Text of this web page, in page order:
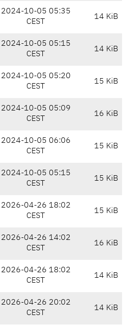
2024-10-05 05:35
CEST
14 KiB
2024-10-05 05:15
CEST
14 KiB
2024-10-05 05:20
CEST
15 KiB
2024-10-05 05:09
CEST
16 KiB
2024-10-05 06:06
CEST
15 KiB
2024-10-05 05:15
CEST
15 KiB
2026-04-26 18:02
CEST
15 KiB
2026-04-26 14:02
CEST
16 KiB
2026-04-26 18:02
CEST
14 KiB
2026-04-26 20:02
CEST
14 KiB